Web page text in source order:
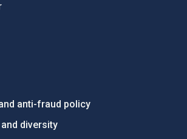
anti-fraud policy
diversity